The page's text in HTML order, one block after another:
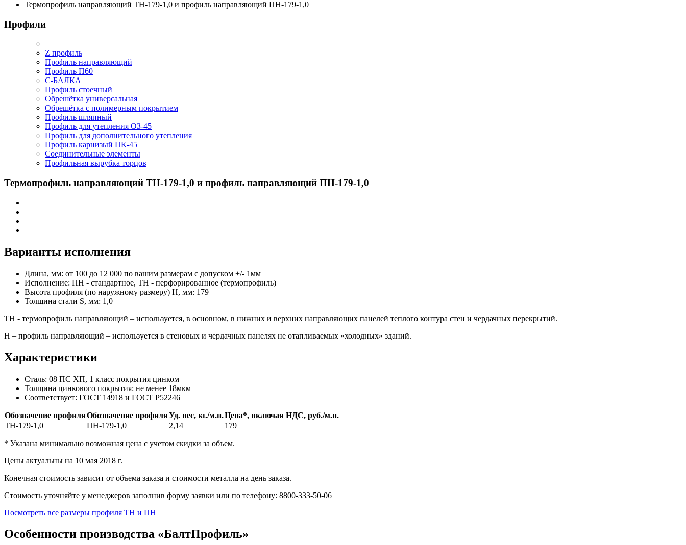
Термопрофиль направляющий ТН-179-1,0 и профиль направляющий ПН-179-1,0
Профили
Z профиль
Профиль направляющий
Профиль П60
С-БАЛКА
Профиль стоечный
Обрешётка универсальная
Обрешётка c полимерным покрытием
Профиль шляпный
Профиль для утепления ОЗ-45
Профиль для дополнительного утепления
Профиль карнизый ПК-45
Соединительные элементы
Профильная вырубка торцов
Термопрофиль направляющий ТН-179-1,0 и профиль направляющий ПН-179-1,0
Варианты исполнения
Длина, мм: от 100 до 12 000 по вашим размерам с допуском +/- 1мм
Исполнение: ПН - стандартное, ТН - перфорированное (термопрофиль)
Высота профиля (по наружному размеру) H, мм: 179
Толщина стали S, мм: 1,0
ТН - термопрофиль направляющий – используется, в основном, в нижних и верхних направляющих панелей теплого контура стен и чердачных перекрытий.
Н – профиль направляющий – используется в стеновых и чердачных панелях не отапливаемых «холодных» зданий.
Характеристики
Сталь: 08 ПС ХП, 1 класс покрытия цинком
Толщина цинкового покрытия: не менее 18мкм
Соответствует: ГОСТ 14918 и ГОСТ Р52246
Обозначение профиляОбозначение профиляУд. вес, кг./м.п.Цена*, включая НДС, руб./м.п.
ТН-179-1,0
ПН-179-1,0 2,14 179
* Указана минимально возможная цена с учетом скидки за объем.
Цены актуальны на 10 мая 2018 г.
Конечная стоимость зависит от объема заказа и стоимости металла на день заказа.
Стоимость уточняйте у менеджеров заполнив форму заявки или по телефону: 8800-333-50-06
Посмотреть все размеры профиля ТН и ПН
Особенности производства «БалтПрофиль»